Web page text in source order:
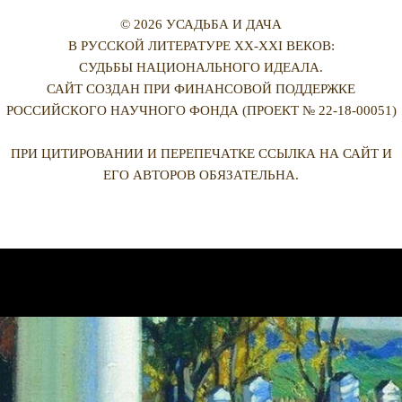
© 2026 УСАДЬБА И ДАЧА
В РУССКОЙ ЛИТЕРАТУРЕ XX-XXI ВЕКОВ:
СУДЬБЫ НАЦИОНАЛЬНОГО ИДЕАЛА.
САЙТ СОЗДАН ПРИ ФИНАНСОВОЙ ПОДДЕРЖКЕ
РОССИЙСКОГО НАУЧНОГО ФОНДА (ПРОЕКТ № 22-18-00051)
ПРИ ЦИТИРОВАНИИ И ПЕРЕПЕЧАТКЕ ССЫЛКА НА САЙТ И
ЕГО АВТОРОВ ОБЯЗАТЕЛЬНА.